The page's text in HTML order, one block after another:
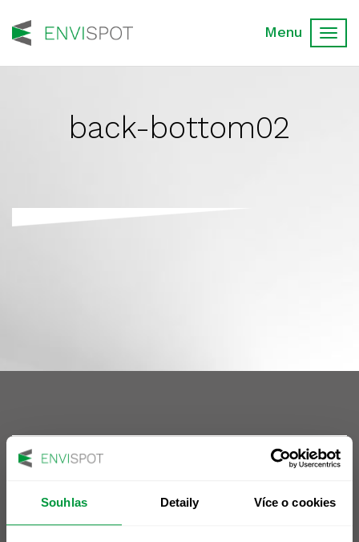
Souhlas Detaily Více o cookies
back-bottom02
Sídlo společnosti
ENVIspot, a.s.
nám. 14. října 1307/2
Praha 5 - Smíchov, 150 00